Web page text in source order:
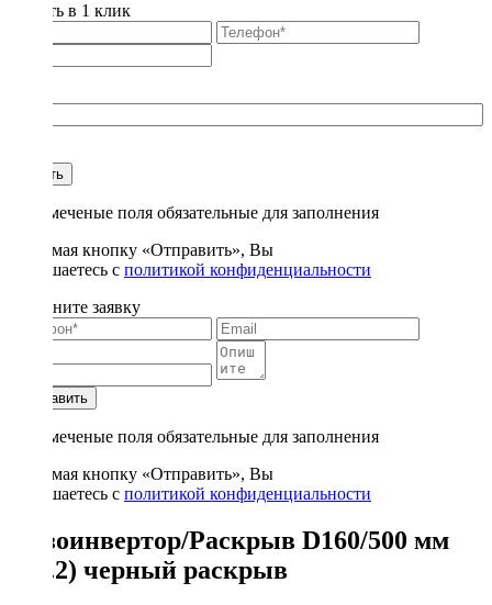
Купить в 1 клик
Купить
* - отмеченые поля обязательные для заполнения
Нажимая кнопку «Отправить», Вы
соглашаетесь с политикой конфиденциальности
Заполните заявку
Отправить
* - отмеченые поля обязательные для заполнения
Нажимая кнопку «Отправить», Вы
соглашаетесь с политикой конфиденциальности
Фазоинвертор/Раскрыв D160/500 мм
(Т6.2) черный раскрыв